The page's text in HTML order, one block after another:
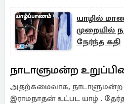
யாழில்
முறையில்
நேர்ந்த கதி
நாடாளுமன்ற
அதற்கமைவாக, நாடாளுமன்ற
இராமநாதன் உட்பட யாழ் .